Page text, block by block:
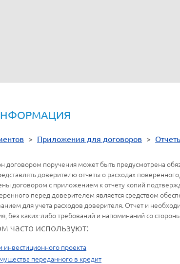
> Приложения для договоров >
договором поручения может быть предусмотрена
доверителю отчеты о расходах
договором с приложением к отчету копий
перед доверителем является средством
для учета расходов доверителя. Отчет и
без каких-либо требований и напоминаний со
часто используют:
инвестиционного проекта
переданного в кредит